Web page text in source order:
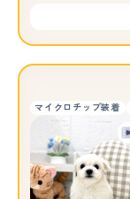
マイクロチップ装着